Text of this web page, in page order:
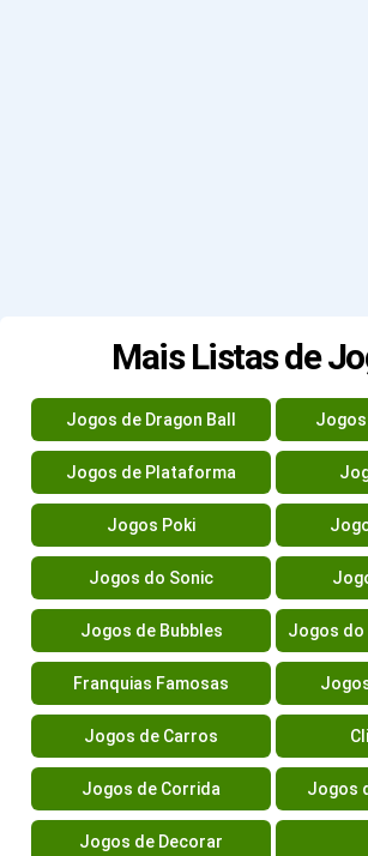
Mais Listas de
Jogos de Dragon Ball Jogos
Jogos de Plataforma
Jogos Poki
Jogos do Sonic
Jogos de Bubbles Jogos do
Franquias Famosas
Jogos de Carros
Jogos de Corrida Jogos
Jogos de Decorar